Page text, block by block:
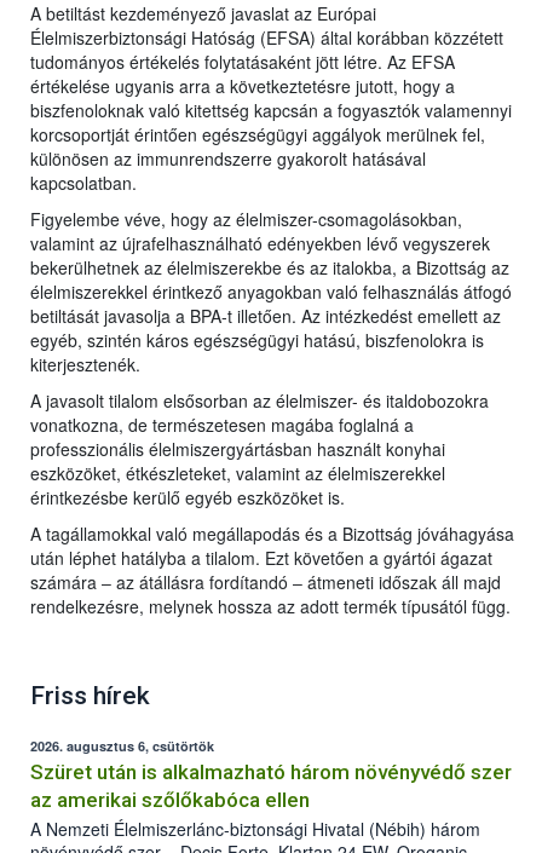
A betiltást kezdeményező javaslat az Európai
Élelmiszerbiztonsági Hatóság (EFSA) által korábban közzétett
tudományos értékelés folytatásaként jött létre. Az EFSA
értékelése ugyanis arra a következtetésre jutott, hogy a
biszfenoloknak való kitettség kapcsán a fogyasztók valamennyi
korcsoportját érintően egészségügyi aggályok merülnek fel,
különösen az immunrendszerre gyakorolt hatásával
kapcsolatban.
Figyelembe véve, hogy az élelmiszer-csomagolásokban,
valamint az újrafelhasználható edényekben lévő vegyszerek
bekerülhetnek az élelmiszerekbe és az italokba, a Bizottság az
élelmiszerekkel érintkező anyagokban való felhasználás átfogó
betiltását javasolja a BPA-t illetően. Az intézkedést emellett az
egyéb, szintén káros egészségügyi hatású, biszfenolokra is
kiterjesztenék.
A javasolt tilalom elsősorban az élelmiszer- és italdobozokra
vonatkozna, de természetesen magába foglalná a
professzionális élelmiszergyártásban használt konyhai
eszközöket, étkészleteket, valamint az élelmiszerekkel
érintkezésbe kerülő egyéb eszközöket is.
A tagállamokkal való megállapodás és a Bizottság jóváhagyása
után léphet hatályba a tilalom. Ezt követően a gyártói ágazat
számára ‒ az átállásra fordítandó ‒ átmeneti időszak áll majd
rendelkezésre, melynek hossza az adott termék típusától függ.
Friss hírek
2026. augusztus 6, csütörtök
Szüret után is alkalmazható három növényvédő szer
az amerikai szőlőkabóca ellen
A Nemzeti Élelmiszerlánc-biztonsági Hivatal (Nébih) három